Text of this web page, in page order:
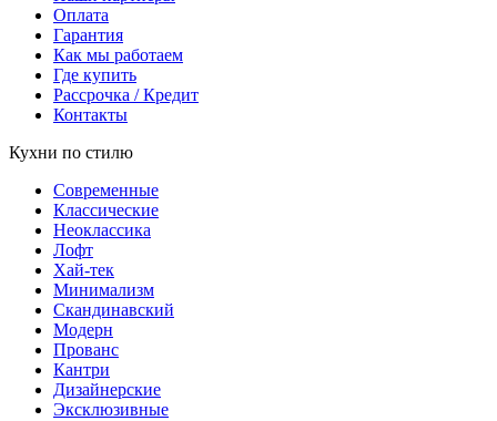
Оплата
Гарантия
Как мы работаем
Где купить
Рассрочка / Кредит
Контакты
Кухни по стилю
Современные
Классические
Неоклассика
Лофт
Хай-тек
Минимализм
Скандинавский
Модерн
Прованс
Кантри
Дизайнерские
Эксклюзивные